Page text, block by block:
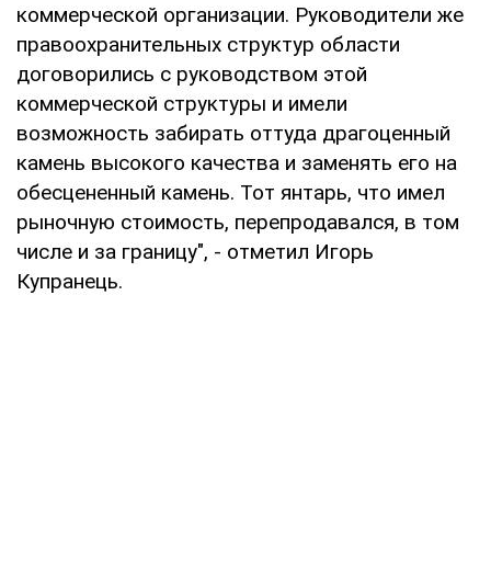
коммерческой организации. Руководители же
правоохранительных структур области
договорились с руководством этой
коммерческой структуры и имели
возможность забирать оттуда драгоценный
камень высокого качества и заменять его на
обесцененный камень. Тот янтарь, что имел
рыночную стоимость, перепродавался, в том
числе и за границу", - отметил Игорь
Купранець.